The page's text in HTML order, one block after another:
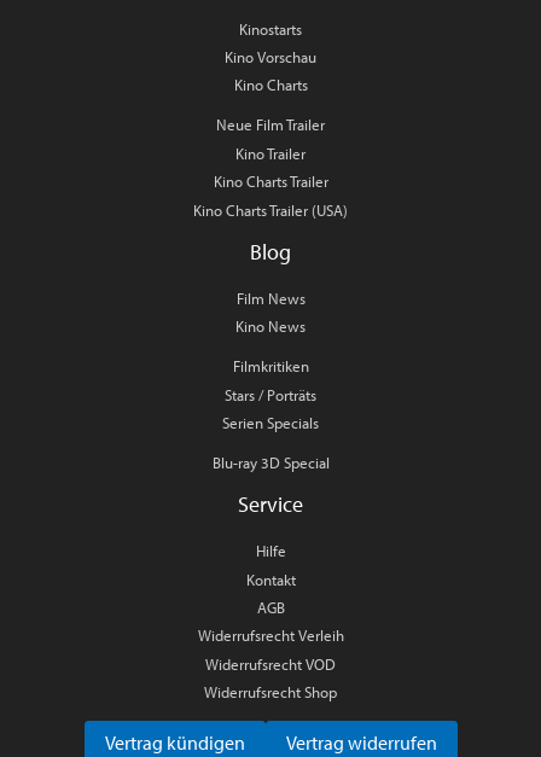
Kinostarts
Kino Vorschau
Kino Charts
Neue Film Trailer
Kino Trailer
Kino Charts Trailer
Kino Charts Trailer (USA)
Blog
Film News
Kino News
Filmkritiken
Stars / Porträts
Serien Specials
Blu-ray 3D Special
Service
Hilfe
Kontakt
AGB
Widerrufsrecht Verleih
Widerrufsrecht VOD
Widerrufsrecht Shop
Vertrag kündigen Vertrag widerrufen